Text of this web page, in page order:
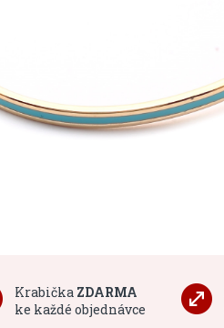
Krabička ZDARMA
ke každé objednávce